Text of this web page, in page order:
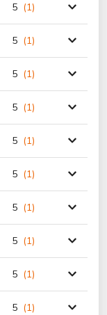
5 (1)
5 (1)
5 (1)
5 (1)
5 (1)
5 (1)
5 (1)
5 (1)
5 (1)
5 (1)